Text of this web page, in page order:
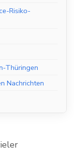
Risiko-
Thüringen
Nachrichten